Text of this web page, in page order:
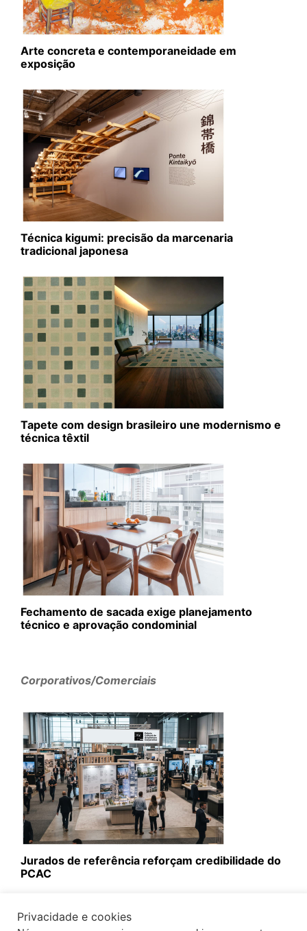
Arte concreta e contemporaneidade em
exposição
Técnica kigumi: precisão da marcenaria
tradicional japonesa
Tapete com design brasileiro une modernismo e
técnica têxtil
Fechamento de sacada exige planejamento
técnico e aprovação condominial
Corporativos/Comerciais
Jurados de referência reforçam credibilidade do
PCAC
Privacidade e cookies